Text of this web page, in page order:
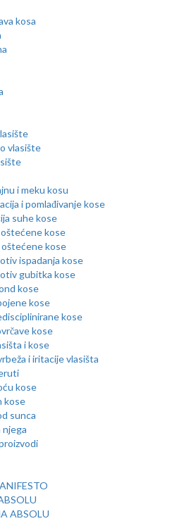
kosa
vlasište
i meku kosu
i pomlađivanje kose
suhe kose
kose
kose
ispadanja kose
gubitka kose
kose
kose
kose
kose
i kose
i iritacije vlasišta
kose
kose
sunca
njega
ABSOLU